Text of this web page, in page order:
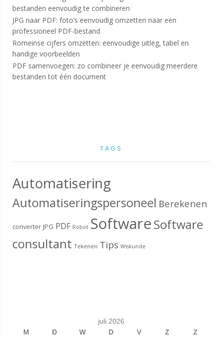
bestanden eenvoudig te combineren
JPG naar PDF: foto’s eenvoudig omzetten naar een
professioneel PDF-bestand
Romeinse cijfers omzetten: eenvoudige uitleg, tabel en
handige voorbeelden
PDF samenvoegen: zo combineer je eenvoudig meerdere
bestanden tot één document
TAGS
Automatisering
Automatiseringspersoneel Berekenen
converter JPG PDF Robot SoftwareSoftware
consultant Tekenen Tips Wiskunde
juli 2026
M
D W D V Z Z